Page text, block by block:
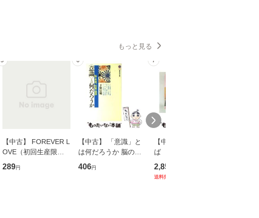
もっと見る
5
【中古】 FOREVER L
OVE（初回生産限定
盤） / 清水翔太×加藤
ミリヤ / [CD]【メール
289円
6
【中古】 「意識」と
は何だろうか 脳の来
歴、知覚の錯誤 （講
談社現代新書） / 下条
406円
7
【中古】 耳をすませ
ば 〈2枚組〉 [DVD] /
ブエナ・ビスタ・ホー
ム・エンターテイメン
2,852
送料無料